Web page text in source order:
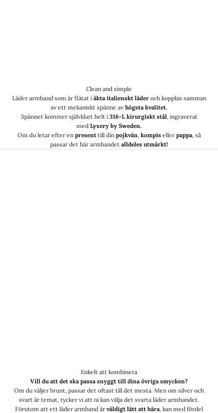
Clean and simple
Läder armband som är flätat iäkta italienskt läderoch kopplas samman
av ett mekaniskt spänne av högsta kvalitet.
Spännet kommer självklart helt i 316-L kirurgiskt stål, ingraverat
med Lyxery by Sweden.
Om du letar efter en presenttill din pojkvän, kompiseller pappa, så
passar det här armbandet alldeles utmärkt!
Enkelt att kombinera
Vill du att det ska passa snyggt till dina övriga smycken?
Om du väljer brunt, passar det oftast till det mesta. Men om silver och
svart är temat, tycker vi att ni kan välja det svarta läder armbandet.
Förutom att ett läder armband är väldigt lätt att bära, kan med fördel